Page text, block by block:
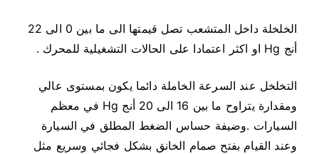
الخلخلة داخل المتشعب تصل قيمتها الى ما بين 0 الى 22
أنج Hg او اكثر اعتمادا على الحالات التشغيلية للمحرك .
التخلخل عند السرعة الخاملة دائما يكون بمستوى عالي
ومقدارة يتراوح ما بين 16 الى 20 أنج Hg في معظم
السيارات .وضيفة حساس الضغط المطلق في السيارة
وعند القيام بفتح صمام الخانق بشكل فجائي وسريع مثل